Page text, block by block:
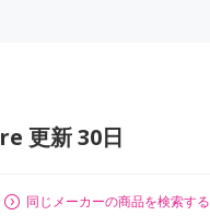
更新 30日
同じメーカーの商品を検索する